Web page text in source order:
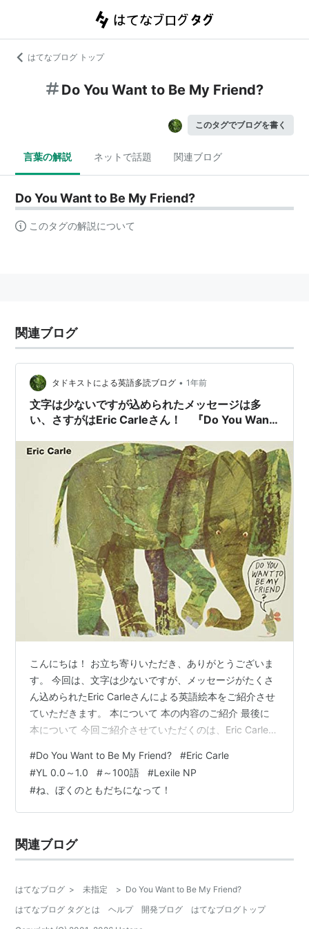
はてなブログ トップ
Do You Want to Be My Friend?
このタグでブログを書く
言葉の解説 ネットで話題 関連ブログ
Do You Want to Be My Friend?
このタグの解説について
関連ブログ
タドキストによる英語多読ブログ • 1年前
文字は少ないですが込められたメッセージは多
い、さすがはEric Carleさん！ 『Do You Want
こんにちは！ お立ち寄りいただき、ありがとうございま
す。 今回は、文字は少ないですが、メッセージがたくさ
ん込められたEric Carleさんによる英語絵本をご紹介させ
ていただきます。 本について 本の内容のご紹介 最後に
本について 今回ご紹介させていただくのは、Eric Carleさ
す。 YL 0.1程度 語数は8語 Lexile: NP340Lの本です。
Do You Want to Be My Friend? Board Book 作者:Carle,
Eric HarperCollins Amazon 本の内容の…
#Do You Want to Be My Friend? #Eric Carle
#YL 0.0～1.0 #～100語 #Lexile NP
#ね、ぼくのともだちになって！
関連ブログ
はてなブログ > 未指定 > Do You Want to Be My Friend?
はてなブログ タグとは
ヘルプ 開発ブログ
はてなブログトップ